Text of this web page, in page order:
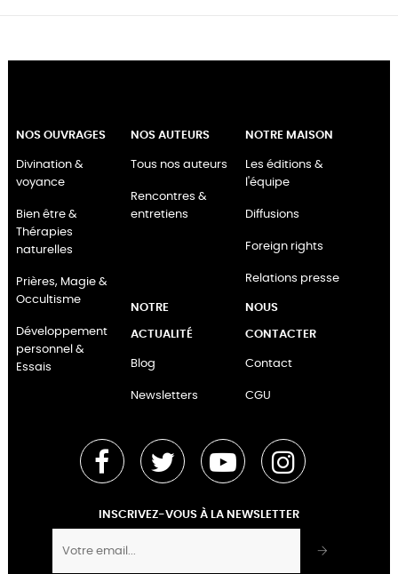
NOS OUVRAGES
Divination &
voyance
Bien être &
Thérapies
naturelles
Prières, Magie &
Occultisme
Développement
personnel &
Essais
NOS AUTEURS
Tous nos auteurs
Rencontres &
entretiens
NOTRE MAISON
Les éditions &
l'équipe
Diffusions
Foreign rights
Relations presse
NOTRE
ACTUALITÉ
Blog
Newsletters
NOUS
CONTACTER
Contact
CGU
Facebook Twitter YouTube Instagram
INSCRIVEZ-VOUS À LA NEWSLETTER